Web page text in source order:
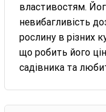
властивостям.
невибагливість
рослину в різних
що робить його
садівника та